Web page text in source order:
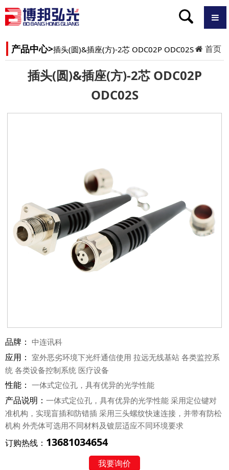
产品中心>插头(圆)&插座(方)-2芯 ODC02P ODC02S 首页
插头(圆)&插座(方)-2芯 ODC02P
ODC02S
品牌： 中连讯科
应用： 室外恶劣环境下光纤通信使用 拉远无线基站 各类监控系
统 各类设备控制系统 医疗设备
性能： 一体式定位孔，具有优异的光学性能
产品说明： 一体式定位孔，具有优异的光学性能 采用定位键对
准机构，实现盲插和防错插 采用三头螺纹快速连接，并带有防松
机构 外壳体可选用不同材料及镀层适应不同环境要求
订购热线： 13681034654
我要询价